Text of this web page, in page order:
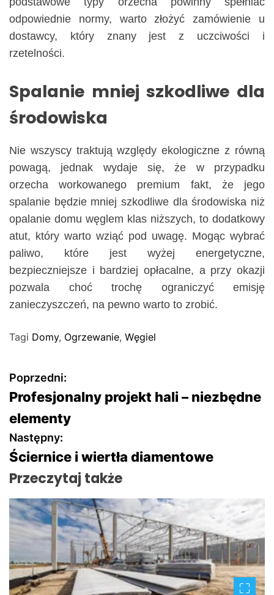
odpowiednie normy, warto złożyć zamówienie u
dostawcy, który znany jest z uczciwości i
rzetelności.
Spalanie mniej szkodliwe dla
środowiska
Nie wszyscy traktują względy ekologiczne z równą
powagą, jednak wydaje się, że w przypadku
orzecha workowanego premium fakt, że jego
spalanie będzie mniej szkodliwe dla środowiska niż
opalanie domu węglem klas niższych, to dodatkowy
atut, który warto wziąć pod uwagę. Mogąc wybrać
paliwo, które jest wyżej energetyczne,
bezpieczniejsze i bardziej opłacalne, a przy okazji
pozwala choć trochę ograniczyć emisję
zanieczyszczeń, na pewno warto to zrobić.
Tagi Domy, Ogrzewanie, Węgiel
N
a
w
i
g
a
c
j
Poprzedni:
Profesjonalny projekt hali – niezbędne
elementy
Następny:
Ściernice i wiertła diamentowe
Przeczytaj także